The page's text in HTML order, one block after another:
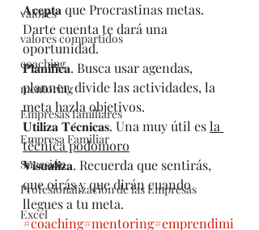
valores
valores compartidos
coaching
mentoring
Empresas familiares
Empresa Familiar
Sucesión
Profesionalización de las Empresas
Excel
𝐀𝐜𝐞𝐩𝐭𝐚 que Procrastinas metas.
Darte cuenta te dará una
oportunidad.
𝐏𝐥𝐚𝐧𝐢𝐟𝐢𝐜𝐚. Busca usar agendas,
planner, divide las actividades, la
meta hazla objetivos.
𝐔𝐭𝐢𝐥𝐢𝐳𝐚 𝐓𝐞́𝐜𝐧𝐢𝐜𝐚𝐬. Una muy útil es la
técnica podomoro
𝐕𝐢𝐬𝐮𝐚𝐥𝐢𝐳𝐚. Recuerda que sentirás,
que oirás y que dirán cuando
llegues a tu meta.
#coaching#mentoring#emprendimi